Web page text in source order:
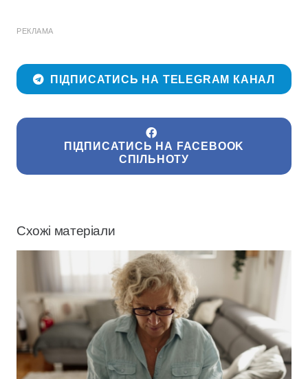
РЕКЛАМА
ПІДПИСАТИСЬ НА TELEGRAM КАНАЛ
ПІДПИСАТИСЬ НА FACEBOOK
СПІЛЬНОТУ
Схожі матеріали